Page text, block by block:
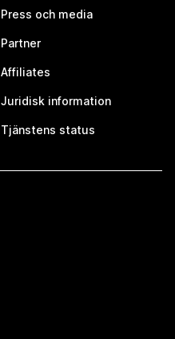
Press och media
Partner
Affiliates
Juridisk information
Tjänstens status